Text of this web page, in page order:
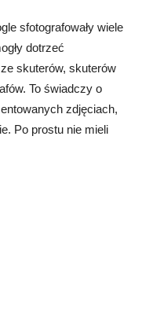
sfotografowały wiele
dotrzeć
skuterów, skuterów
To świadczy o
zdjęciach,
Po prostu nie mieli